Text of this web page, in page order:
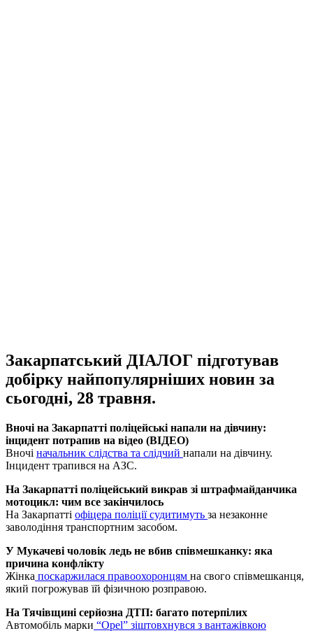
Закарпатський ДІАЛОГ підготував
добірку найпопулярніших новин за
сьогодні, 28 травня.
Вночі на Закарпатті поліцейські напали на дівчину:
інцидент потрапив на відео (ВІДЕО)
Вночі начальник слідства та слідчий напали на дівчину.
Інцидент трапився на АЗС.
На Закарпатті поліцейський викрав зі штрафмайданчика
мотоцикл: чим все закінчилось
На Закарпатті офіцера поліції судитимуть за незаконне
заволодіння транспортним засобом.
У Мукачеві чоловік ледь не вбив співмешканку: яка
причина конфлікту
Жінка поскаржилася правоохоронцям на свого співмешканця,
який погрожував їй фізичною розправою.
На Тячівщині серйозна ДТП: багато потерпілих
Автомобіль марки “Opel” зіштовхнувся з вантажівкою